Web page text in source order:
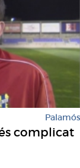
Palamós
complicat